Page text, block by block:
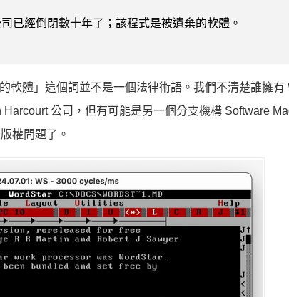
已經倒閉數十年了；該程式是被遺棄的軟體。
軟體」這個詞並不是一個法律術語。我們不清楚誰擁有
公司，但有可能是另一個分支機構 Software
權問題了。